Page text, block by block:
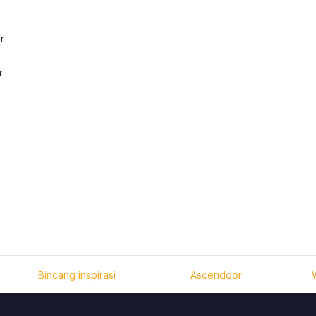
Bincang inspirasi Ascendoor| Powered by